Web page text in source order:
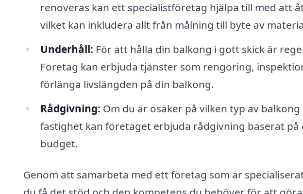
renoveras kan ett specialistföretag hjälpa till med att
vilket kan inkludera allt från målning till byte av
Underhåll: För att hålla din balkong i gott skick är
Företag kan erbjuda tjänster som rengöring,
förlänga livslängden på din balkong.
Rådgivning: Om du är osäker på vilken typ av
fastighet kan företaget erbjuda rådgivning baserat på
budget.
Genom att samarbeta med ett företag som är